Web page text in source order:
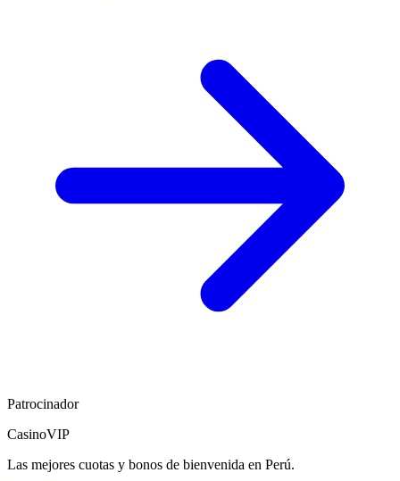
Patrocinador
CasinoVIP
Las mejores cuotas y bonos de bienvenida en Perú.